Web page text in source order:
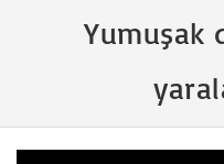
Yumuşak